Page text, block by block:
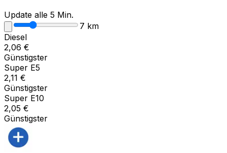
Update alle 5 Min.
7 km
Diesel
2,06 €
Günstigster
Super E5
2,11 €
Günstigster
Super E10
2,05 €
Günstigster